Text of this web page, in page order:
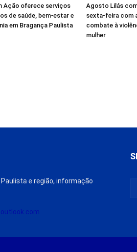
Ação oferece serviços
de saúde, bem-estar e
em Bragança Paulista
Agosto Lilás
sexta-feira com
combate à
mulher
e região, informação